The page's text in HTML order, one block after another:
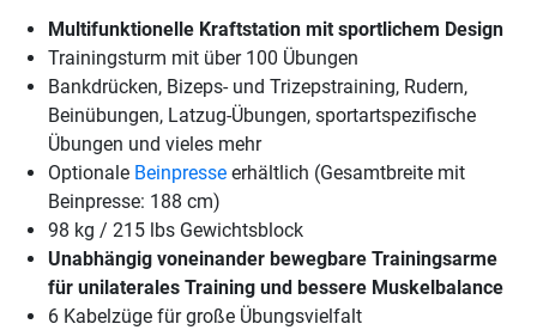
Multifunktionelle Kraftstation mit sportlichem Design
Trainingsturm mit über 100 Übungen
Bankdrücken, Bizeps- und Trizepstraining, Rudern,
Beinübungen, Latzug-Übungen, sportartspezifische
Übungen und vieles mehr
Optionale Beinpresse erhältlich (Gesamtbreite mit
Beinpresse: 188 cm)
98 kg / 215 lbs Gewichtsblock
Unabhängig voneinander bewegbare Trainingsarme
für unilaterales Training und bessere Muskelbalance
6 Kabelzüge für große Übungsvielfalt